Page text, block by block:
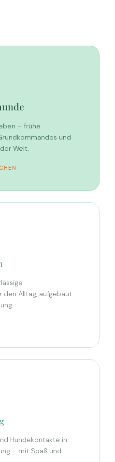
– frühe
und
Welt.
den Alltag, aufgebaut
Hundekontakte in
– mit Spaß und